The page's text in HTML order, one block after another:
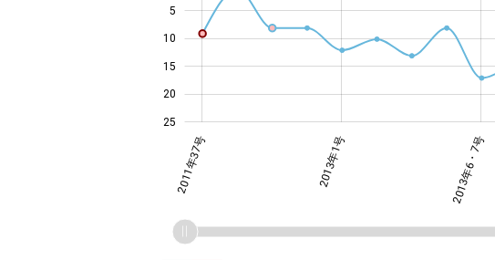
10
25
20
15
5
2011年37号
2012年52号
2013年3号
2013年8号
2013年14号
2013年17号
2013年20号
2013年1号 2013年6・7号